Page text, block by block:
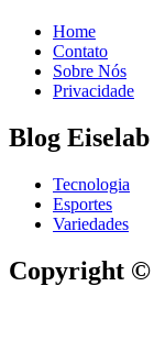
Home
Contato
Sobre Nós
Privacidade
Blog Eiselab
Tecnologia
Esportes
Variedades
Copyright ©